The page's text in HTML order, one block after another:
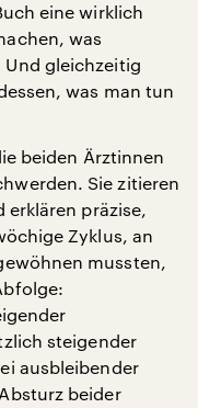
eine wirklich
was
gleichzeitig
was man tun
beiden Ärztinnen
Sie zitieren
präzise,
Zyklus, an
mussten,
steigender
ausbleibender
beider